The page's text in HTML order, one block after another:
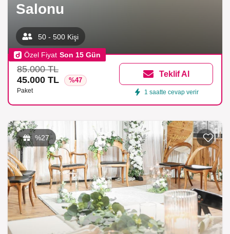
Salonu
50 - 500 Kişi
Özel Fiyat Son 15 Gün
85.000 TL
45.000 TL
%47
Paket
Teklif Al
1 saatte cevap verir
%27 Listeme